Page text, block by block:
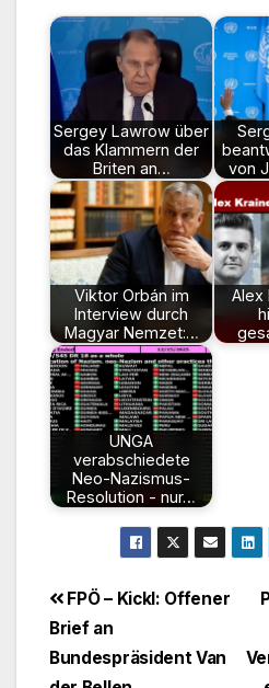
Sergey Lawrow über
das Klammern der
Briten an…
von
Viktor Orbán im
Interview durch
Magyar Nemzet:…
Alex
UNGA
verabschiedete
Neo-Nazismus-
Resolution - nur…
FPÖ – Kickl: Offener
Brief an
Bundespräsident Van